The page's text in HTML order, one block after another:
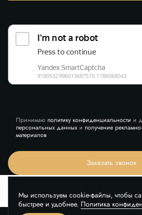
Принимаю политику конфиденциальности и
персональных данныхи получение
материалов
Заказать звонок
Мы используем cookie-файлы, чтобы
быстрее и удобнее. Политика